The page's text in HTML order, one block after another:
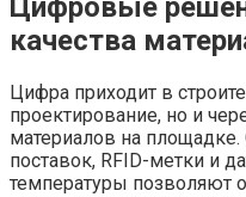
Цифровые
качества
Цифра приходит в
проектирование, но и
материалов на
поставок, RFID-метки и
температуры позволяют